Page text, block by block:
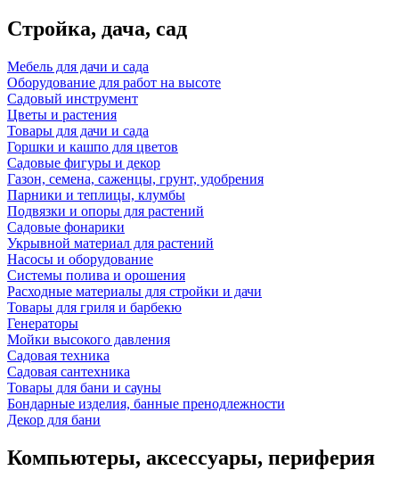
Стройка, дача, сад
Мебель для дачи и сада
Оборудование для работ на высоте
Садовый инструмент
Цветы и растения
Товары для дачи и сада
Горшки и кашпо для цветов
Садовые фигуры и декор
Газон, семена, саженцы, грунт, удобрения
Парники и теплицы, клумбы
Подвязки и опоры для растений
Садовые фонарики
Укрывной материал для растений
Насосы и оборудование
Системы полива и орошения
Расходные материалы для стройки и дачи
Товары для гриля и барбекю
Генераторы
Мойки высокого давления
Садовая техника
Садовая сантехника
Товары для бани и сауны
Бондарные изделия, банные пренодлежности
Декор для бани
Компьютеры, аксессуары, периферия